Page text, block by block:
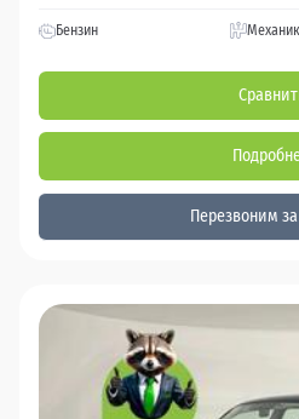
Бензин
Перезвоним